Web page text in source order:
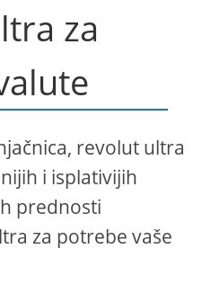
za
revolut ultra
i isplativijih
prednosti
za potrebe vaše